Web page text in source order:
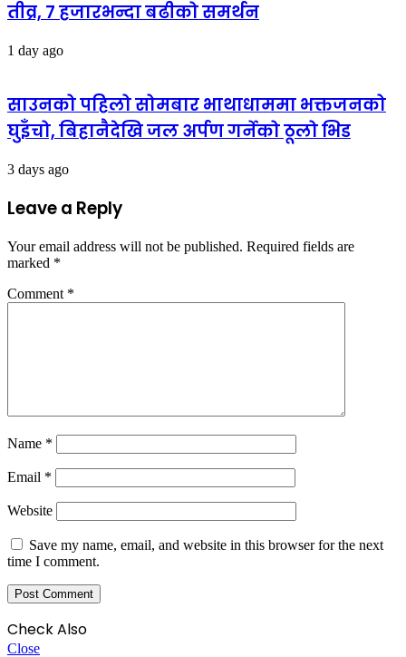
तीव्र, ७ हजारभन्दा बढीको समर्थन
1 day ago
साउनको पहिलो सोमबार भाथाधाममा भक्तजनको
घुइँचो, बिहानैदेखि जल अर्पण गर्नेको ठूलो भिड
3 days ago
Leave a Reply
Your email address will not be published. Required fields are
marked *
Comment *
Name *
Email *
Website
Save my name, email, and website in this browser for the next
time I comment.
Check Also
Close